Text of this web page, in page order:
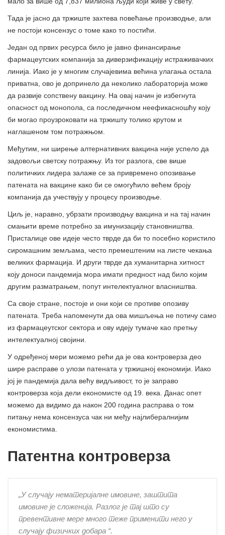
Тада је јасно да тржиште захтева повећање производње, али
не постоји консензус о томе како то постићи.
Један од првих ресурса било је јавно финансирање
фармацеутских компанија за диверзификацију истраживачких
линија. Иако је у многим случајевима већина улагања остала
приватна, ово је допринело да неколико лабораторија може
да развије сопствену вакцину. На овај начин је избегнута
опасност од монопола, са последичном неефикасношћу коју
би могао проузроковати на тржишту толико крутом и
наглашеном том потражњом.
Међутим, ни ширење алтернативних вакцина није успело да
задовољи светску потражњу. Из тог разлога, све више
политичких лидера залаже се за привремено опозивање
патената на вакцине како би се омогућило већем броју
компанија да учествују у процесу производње.
Циљ је, наравно, убрзати производњу вакцина и на тај начин
смањити време потребно за имунизацију становништва.
Присталице ове идеје често тврде да би то посебно користило
сиромашним земљама, често премештеним на листе чекања
великих фармација. И други тврде да хуманитарна хитност
коју доноси пандемија мора имати предност над било којим
другим разматрањем, попут интелектуалног власништва.
Са своје стране, постоје и они који се противе опозиву
патената. Треба напоменути да ова мишљења не потичу само
из фармацеутског сектора и ову идеју тумаче као претњу
интелектуалној својини.
У одређеној мери можемо рећи да је ова контроверза део
шире расправе о улози патената у тржишној економији. Иако
јој је пандемија дала већу видљивост, то је заправо
контроверза која дели економисте од 19. века. Данас опет
можемо да видимо да након 200 година расправа о том
питању нема консензуса чак ни међу најлибералнијим
економистима.
Патентна контроверза
„У случају нематеријалне имовине, заштита
имовине је сложенија. Разлог је тај што су
превентивне мере много теже применити него у
случају физичких добара “.